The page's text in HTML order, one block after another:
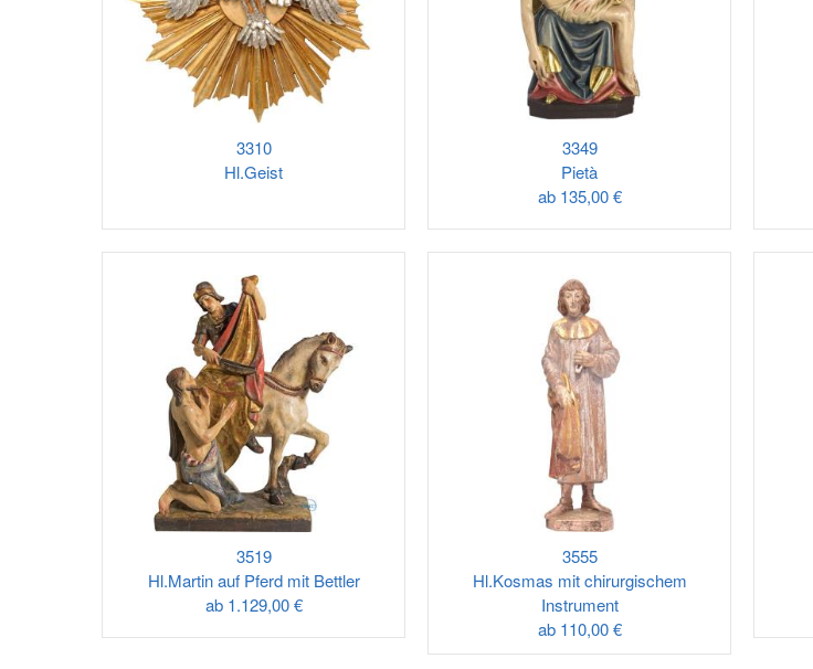
3310
Hl.Geist
3349
Pietà
ab135,00 €
3519
Hl.Martin auf Pferd mit Bettler
ab1.129,00 €
3555
Hl.Kosmas mit chirurgischem
Instrument
ab110,00 €